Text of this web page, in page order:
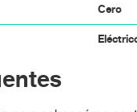
Cero